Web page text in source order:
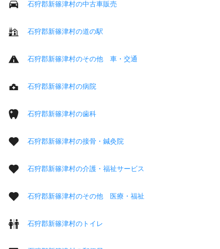
石狩郡新篠津村の中古車販売
石狩郡新篠津村の道の駅
石狩郡新篠津村のその他 車・交通
石狩郡新篠津村の病院
石狩郡新篠津村の歯科
石狩郡新篠津村の接骨・鍼灸院
石狩郡新篠津村の介護・福祉サービス
石狩郡新篠津村のその他 医療・福祉
石狩郡新篠津村のトイレ